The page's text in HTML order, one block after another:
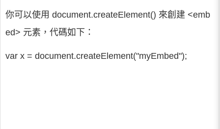
你可以使用 document.createElement() 來創建 <emb
ed> 元素，代碼如下：
var x = document.createElement("myEmbed");